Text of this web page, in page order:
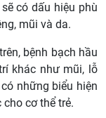
có dấu hiệu phù
mũi và da.
bệnh bạch hầu
khác như mũi, lỗ
những biểu hiện
cơ thể trẻ.